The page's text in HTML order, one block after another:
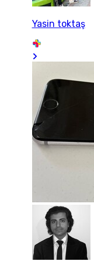
Yasin toktaş